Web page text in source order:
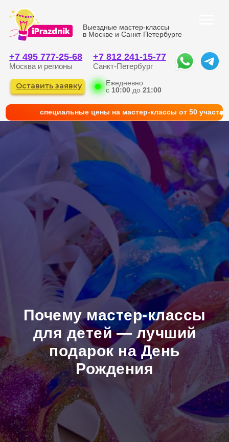
ФОТО И КЕЙСЫ
КАТАЛОГ
+7 495 777-25-68
КОНТАКТЫ
КОРПОРАТИВНЫМ КЛИЕНТАМ
Оставить заявку
ГЛАВНАЯ
Ежедневно
до21:00
в Москве и Санкт-Петербурге
cпециальные цены на мастер-классы от 50
Почему мастер-классы
для детей — лучший
подарок на День
Рождения